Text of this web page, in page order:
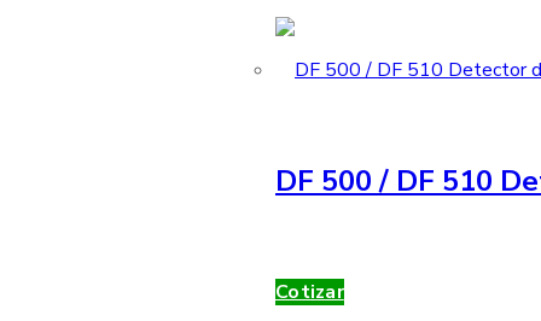
DF 500 / DF 510
Cotizar